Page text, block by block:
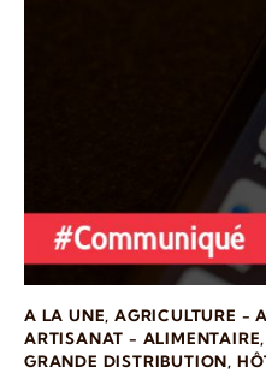
A LA UNE,AGRICULTURE -
ARTISANAT - ALIMENTAIRE
GRANDE DISTRIBUTION,